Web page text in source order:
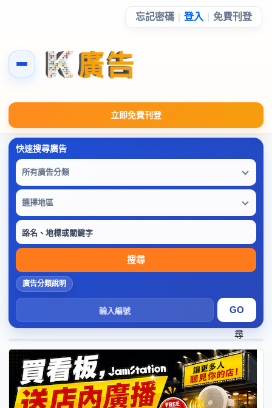
立即免費刊登
忘記密碼 登入 免費刊登
所有廣告分類
選擇地區
搜尋
廣告分類說明
搜
尋
1
2
3
4
5
6